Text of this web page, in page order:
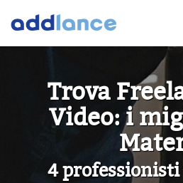
Trova
Video: i
4